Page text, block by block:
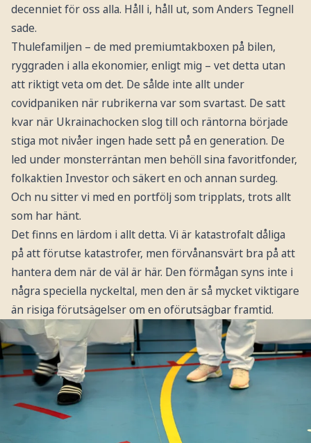
decenniet för oss alla. Håll i, håll ut, som Anders Tegnell
sade.
Thulefamiljen – de med premiumtakboxen på bilen,
ryggraden i alla ekonomier, enligt mig – vet detta utan
att riktigt veta om det. De sålde inte allt under
covidpaniken när rubrikerna var som svartast. De satt
kvar när Ukraina­chocken slog till och räntorna började
stiga mot nivåer ingen hade sett på en generation. De
led under monsterräntan men behöll sina favoritfonder,
folkaktien Investor och säkert en och annan surdeg.
Och nu sitter vi med en portfölj som tripplats, trots allt
som har hänt.
Det finns en lärdom i allt detta. Vi är katastrofalt dåliga
på att förutse katastrofer, men förvånansvärt bra på att
hantera dem när de väl är här. Den förmågan syns inte i
några speciella nyckeltal, men den är så mycket viktigare
än risiga förutsägelser om en oförutsägbar framtid.